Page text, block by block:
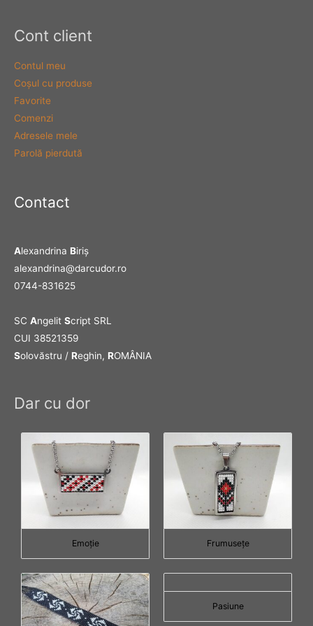
Cont client
Contul meu
Coşul cu produse
Favorite
Comenzi
Adresele mele
Parolă pierdută
Contact
Alexandrina Biriş
alexandrina@darcudor.ro
0744-831625
SC Angelit Script SRL
CUI 38521359
Solovăstru / Reghin, ROMÂNIA
Dar cu dor
Emoţie Frumuseţe
Pasiune